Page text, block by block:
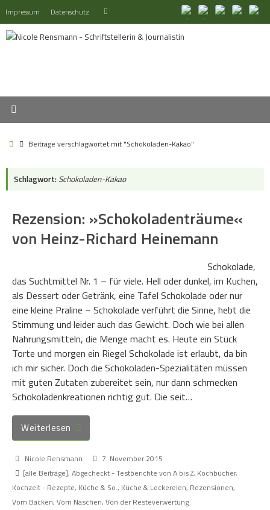
Inhalt
springen
Impressum Datenschutz Suchen
StartBeiträge verschlagwortet mit "Schokoladen-Kakao"
Schlagwort: Schokoladen-Kakao
Rezension: »Schokoladenträume«
von Heinz-Richard Heinemann
Schokolade,
das Suchtmittel Nr. 1 – für viele. Hell oder dunkel, im Kuchen,
als Dessert oder Getränk, eine Tafel Schokolade oder nur
eine kleine Praline – Schokolade verführt die Sinne, hebt die
Stimmung und leider auch das Gewicht. Doch wie bei allen
Nahrungsmitteln, die Menge macht es. Heute ein Stück
Torte und morgen ein Riegel Schokolade ist erlaubt, da bin
ich mir sicher. Doch die Schokoladen-Spezialitäten müssen
mit guten Zutaten zubereitet sein, nur dann schmecken
Schokoladenkreationen richtig gut. Die seit…
Weiterlesen
Nicole Rensmann
7. November 2015
[alle Beiträge], Abgecheckt - Testberichte von A bis Z, Kochbücher,
Kochzeit - Rezepte, Küche & So., Küche & Leckereien, Rezensionen,
Vom Backen, Vom Naschen, Von der Resteverwertung